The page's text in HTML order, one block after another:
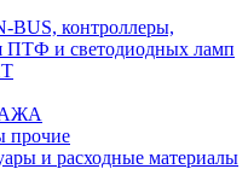
BUS, контроллеры,
ПТФ и светодиодных ламп
прочие
и расходные материалы